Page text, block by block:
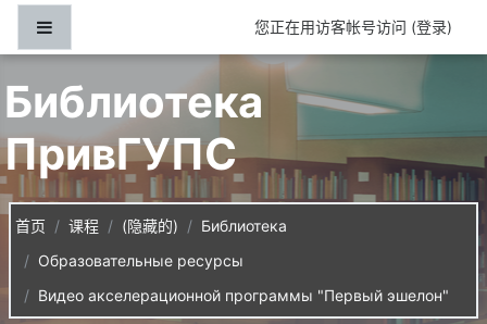
跳到主要内容
您正在用访客帐号访问 (登录)
Библиотека
ПривГУПС
首页 课程 (隐藏的)
Библиотека
Образовательные ресурсы
Видео акселерационной программы "Первый эшелон"